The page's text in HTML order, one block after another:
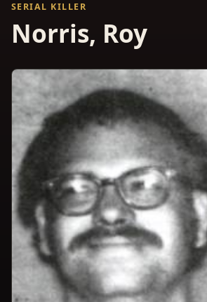
SERIAL KILLER
Norris, Roy